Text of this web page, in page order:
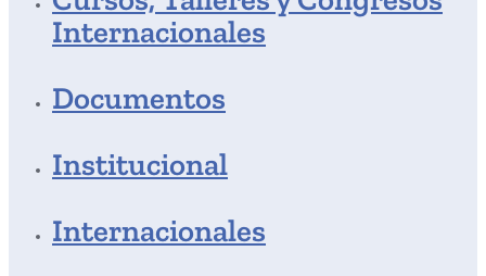
Internacionales
Documentos
Institucional
Internacionales